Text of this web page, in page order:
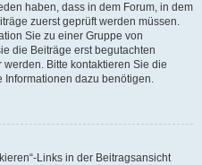
haben, dass in dem Forum, in dem
zuerst geprüft werden müssen.
Sie zu einer Gruppe von
die Beiträge erst begutachten
Bitte kontaktieren Sie die
Informationen dazu benötigen.
Links in der Beitragsansicht